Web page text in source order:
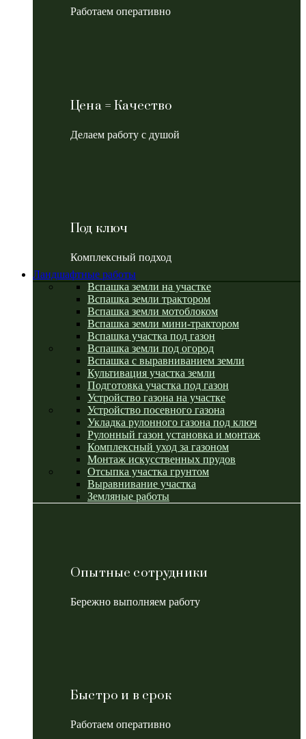
Работаем оперативно
Цена = Качество
Делаем работу с душой
Под ключ
Комплексный подход
Ландшафтные работы
Вспашка земли на участке
Вспашка земли трактором
Вспашка земли мотоблоком
Вспашка земли мини-трактором
Вспашка участка под газон
Вспашка земли под огород
Вспашка с выравниванием земли
Культивация участка земли
Подготовка участка под газон
Устройство газона на участке
Устройство посевного газона
Укладка рулонного газона под ключ
Рулонный газон установка и монтаж
Комплексный уход за газоном
Монтаж искусственных прудов
Отсыпка участка грунтом
Выравнивание участка
Земляные работы
Опытные сотрудники
Бережно выполняем работу
Быстро и в срок
Работаем оперативно